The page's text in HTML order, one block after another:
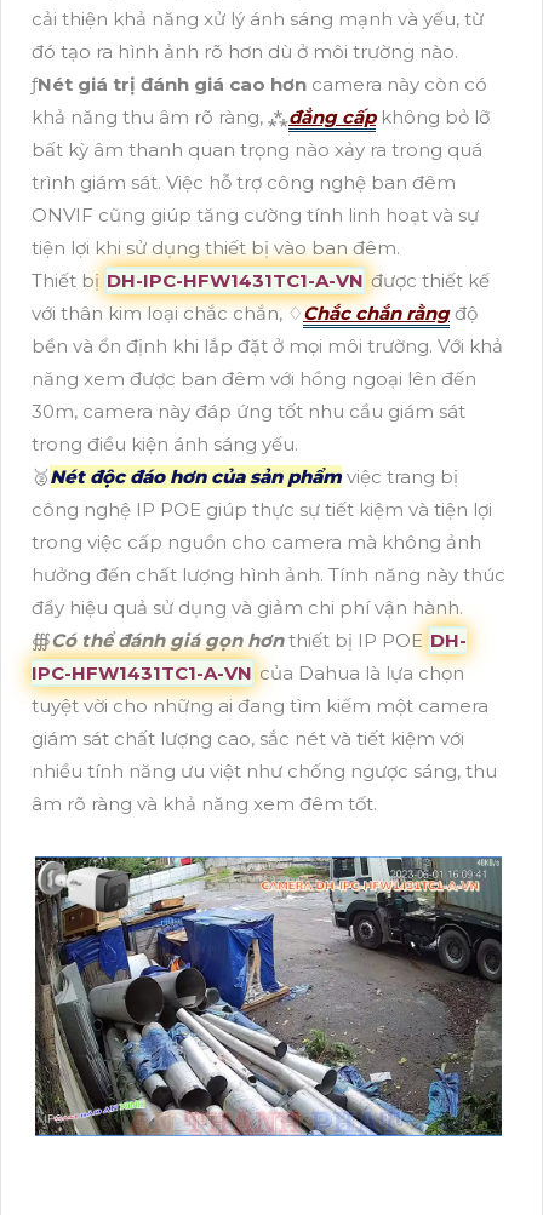
cải thiện khả năng xử lý ánh sáng mạnh và yếu, từ
đó tạo ra hình ảnh rõ hơn dù ở môi trường nào.
ƒNét giá trị đánh giá cao hơn camera này còn có
khả năng thu âm rõ ràng, ⁂đẳng cấpkhông bỏ lỡ
bất kỳ âm thanh quan trọng nào xảy ra trong quá
trình giám sát. Việc hỗ trợ công nghệ ban đêm
ONVIF cũng giúp tăng cường tính linh hoạt và sự
tiện lợi khi sử dụng thiết bị vào ban đêm.
Thiết bị DH-IPC-HFW1431TC1-A-VN được thiết kế
với thân kim loại chắc chắn, ♢Chắc chắn rằngđộ
bền và ổn định khi lắp đặt ở mọi môi trường. Với khả
năng xem được ban đêm với hồng ngoại lên đến
30m, camera này đáp ứng tốt nhu cầu giám sát
trong điều kiện ánh sáng yếu.
🥈️Nét độc đáo hơn của sản phẩm việc trang bị
công nghệ IP POE giúp thực sự tiết kiệm và tiện lợi
trong việc cấp nguồn cho camera mà không ảnh
hưởng đến chất lượng hình ảnh. Tính năng này thúc
đẩy hiệu quả sử dụng và giảm chi phí vận hành.
∰Có thể đánh giá gọn hơnthiết bị IP POE DH-
IPC-HFW1431TC1-A-VN của Dahua là lựa chọn
tuyệt vời cho những ai đang tìm kiếm một camera
giám sát chất lượng cao, sắc nét và tiết kiệm với
nhiều tính năng ưu việt như chống ngược sáng, thu
âm rõ ràng và khả năng xem đêm tốt.